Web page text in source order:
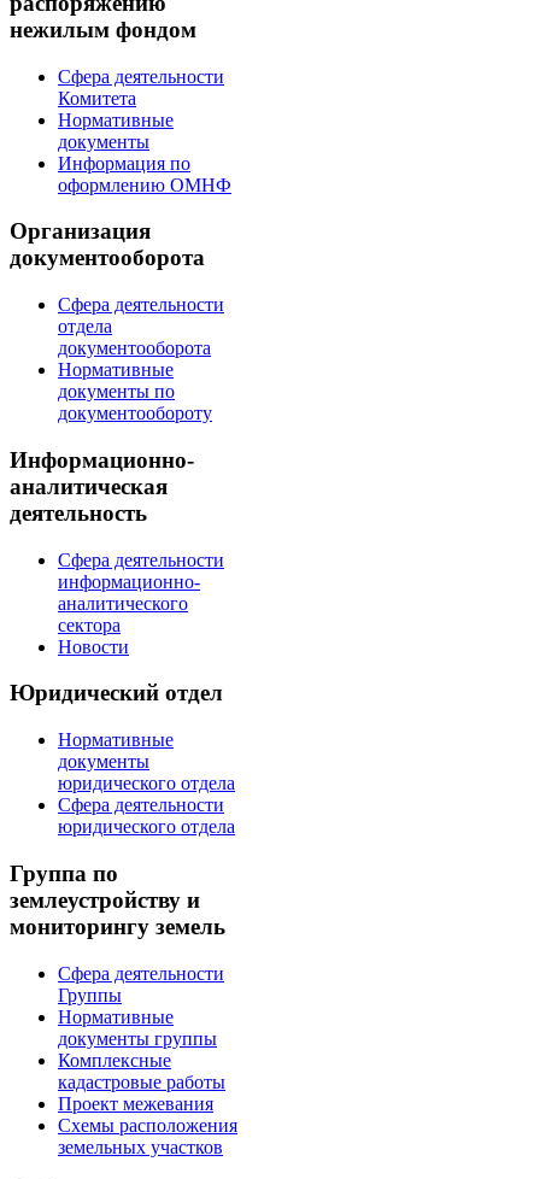
нежилым фондом
Сфера деятельности
Комитета
Нормативные
документы
Информация по
оформлению ОМНФ
Организация
документооборота
Сфера деятельности
отдела
документооборота
Нормативные
документы по
документообороту
Информационно-
аналитическая
деятельность
Сфера деятельности
информационно-
аналитического
сектора
Новости
Юридический отдел
Нормативные
документы
юридического отдела
Сфера деятельности
юридического отдела
Группа по
землеустройству и
мониторингу земель
Сфера деятельности
Группы
Нормативные
документы группы
Комплексные
кадастровые работы
Проект межевания
Схемы расположения
земельных участков